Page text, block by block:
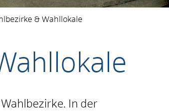
& Wahllokale
In der